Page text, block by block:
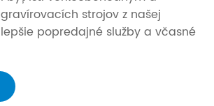
strojov z našej
popredajné služby a včasné